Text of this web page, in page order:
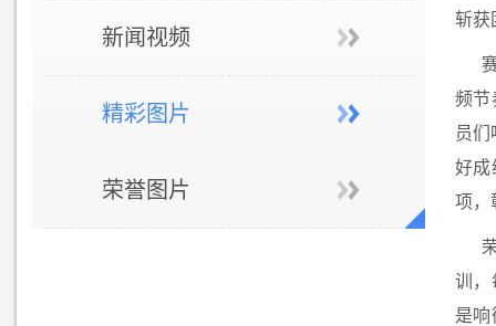
新闻视频
精彩图片
荣誉图片
斩获
频节
员
好成
项，
训，
是响